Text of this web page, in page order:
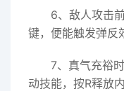
6、敌人攻击
键，便能触发弹反
7、真气充裕
动技能，按R释放